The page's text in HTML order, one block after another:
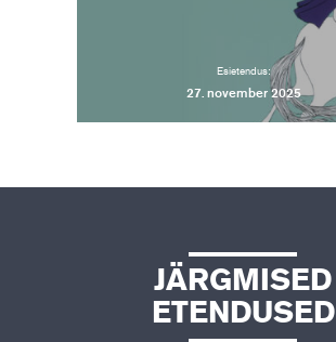
Esietendus:
27. november 2025
JÄRGMISED
ETENDUSED